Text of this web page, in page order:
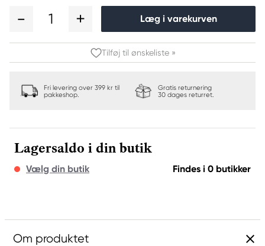
1 Læg i varekurven
Tilføj til ønskeliste »
Fri levering over 399 kr til
pakkeshop.
Gratis returnering
30 dages returret.
Lagersaldo i din butik
Vælg din butik Findes i 0 butikker
Om produktet